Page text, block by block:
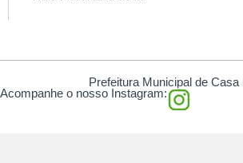
Prefeitura Municipal de Casa
I
Acompanhe o nosso Instagram: